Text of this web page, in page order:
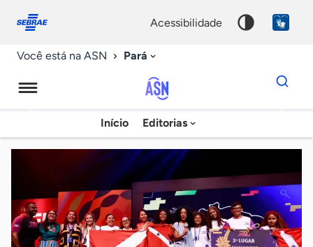
conosco
acessibilidade
Você está na ASN Pará
Agência
Sebrae
de
Notícias
Início Editorias
Dados
para
chave